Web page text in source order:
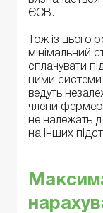
ЄСВ.
Тож із цього
мінімальний
сплачувати
ними системи
ведуть
члени
не належать
на інших